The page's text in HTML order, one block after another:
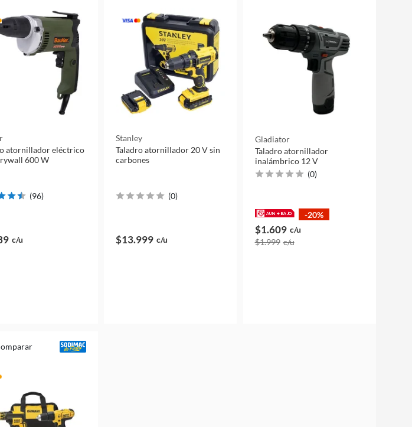
atornillador eléctrico
600 W
(96)
c/u
Stanley
Taladro atornillador 20 V sin
carbones
(0)
$13.999 c/u
Gladiator
Taladro atornillador
inalámbrico 12 V
(0)
-20%
$1.609 c/u
$1.999 c/u
comparar